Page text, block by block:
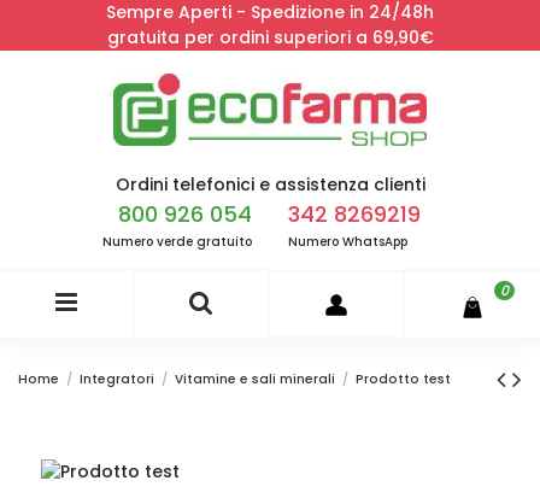
Sempre Aperti - Spedizione in 24/48h
gratuita per ordini superiori a 69,90€
Ordini telefonici e assistenza clienti
800 926 054
Numero verde gratuito
342 8269219
Numero WhatsApp
0
Home Integratori Vitamine e sali minerali Prodotto test